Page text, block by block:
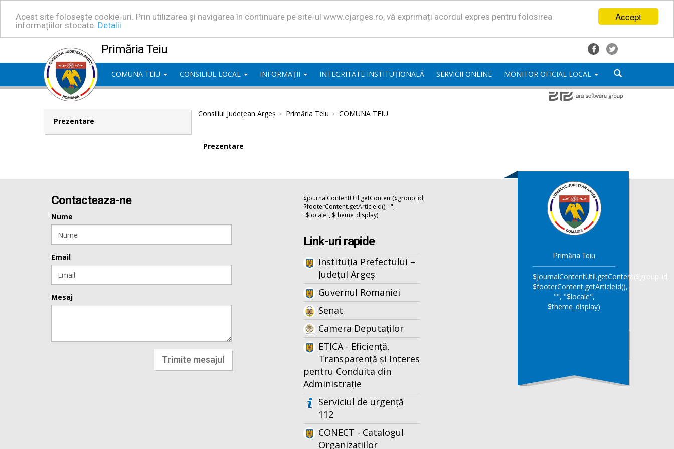
Accept
Acest site folosește cookie-uri. Prin utilizarea și navigarea în continuare pe site-ul www.cjarges.ro, vă exprimați acordul expres pentru folosirea
informațiilor stocate. Detalii
Primăria Teiu
COMUNA TEIU CONSILIUL LOCAL INFORMAȚII INTEGRITATE INSTITUȚIONALĂ SERVICII ONLINE MONITOR OFICIAL LOCAL
Prezentare
Consiliul Județean Argeș Primăria Teiu COMUNA TEIU
Prezentare
Contacteaza-ne
Nume
Email
Mesaj
Trimite mesajul
$journalContentUtil.getContent($group_id,
$footerContent.getArticleId(), "",
"$locale", $theme_display)
Link-uri rapide
Instituția Prefectului –
Județul Argeș
Guvernul Romaniei
Senat
Camera Deputaților
ETICA - Eficiență,
Transparență și Interes
pentru Conduita din
Administrație
Serviciul de urgență
112
CONECT - Catalogul
Organizațiilor
Primăria Teiu
$journalContentUtil.getContent($group_id,
$footerContent.getArticleId(),
"", "$locale",
$theme_display)